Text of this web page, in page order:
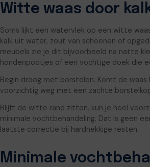
Witte waas door
Soms lijkt een watervlek op een witte
kalk uit water, zout van schoenen of
meubels zie je dit bijvoorbeeld na natte
hondenpootjes of een vochtige doek die
Begin droog met borstelen. Komt de waas
voorzichtig weg met een zachte
Blijft de witte rand zitten, kun je heel
minimale vochtbehandeling. Dat is geen
laatste correctie bij hardnekkige resten.
Minimale